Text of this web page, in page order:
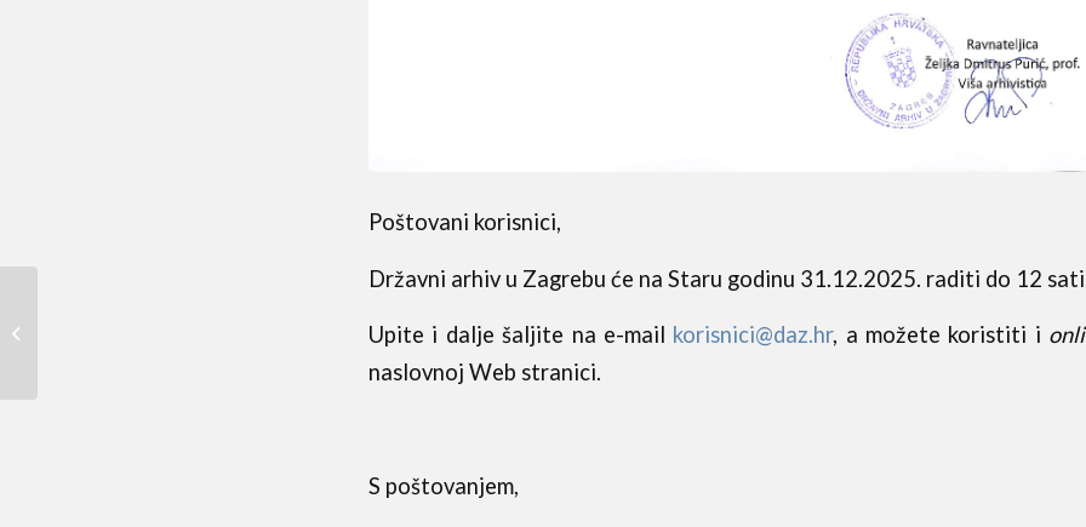
Poštovani korisnici,
Državni arhiv u Zagrebu će na Staru godinu 31.12.2025. raditi do 12
Upite i dalje šaljite na e-mail korisnici@daz.hr, a možete koristiti i
naslovnoj Web stranici.
S poštovanjem,